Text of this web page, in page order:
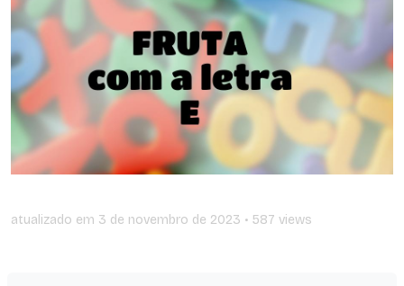
atualizado em 3 de novembro de 2023 • 587 views